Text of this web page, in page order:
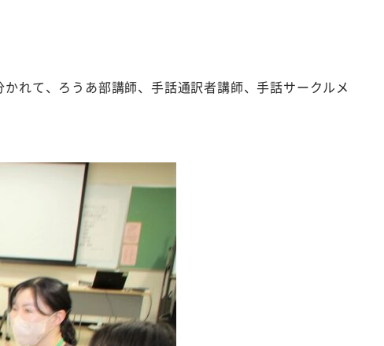
れて、ろうあ部講師、手話通訳者講師、手話サークルメ